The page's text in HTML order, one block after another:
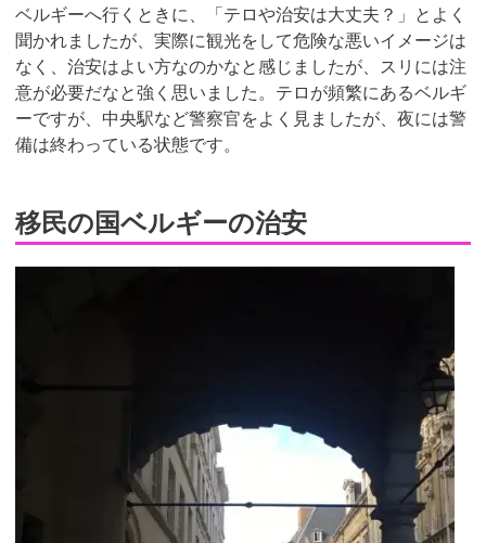
ベルギーへ行くときに、「テロや治安は大丈夫？」とよく
聞かれましたが、実際に観光をして危険な悪いイメージは
なく、治安はよい方なのかなと感じましたが、スリには注
意が必要だなと強く思いました。テロが頻繁にあるベルギ
ーですが、中央駅など警察官をよく見ましたが、夜には警
備は終わっている状態です。
移民の国ベルギーの治安